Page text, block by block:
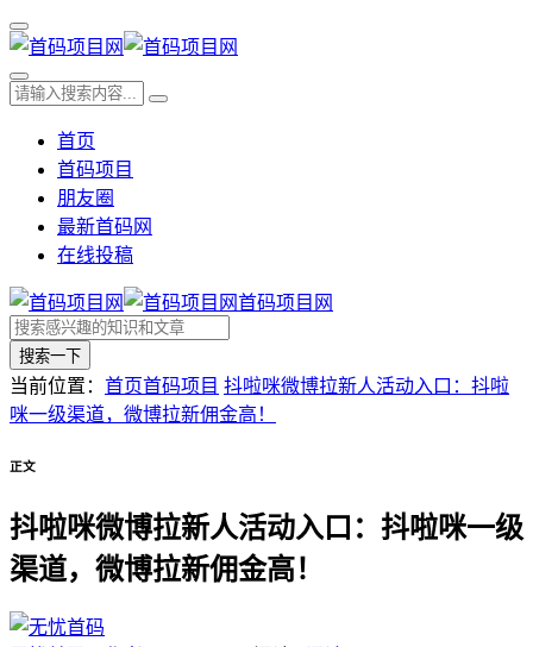
首页
首码项目
朋友圈
最新首码网
在线投稿
首码项目网
搜索一下
当前位置： 首页首码项目 抖啦咪微博拉新人活动入口：抖啦
咪一级渠道，微博拉新佣金高！
正文
抖啦咪微博拉新人活动入口：抖啦咪一级
渠道，微博拉新佣金高！